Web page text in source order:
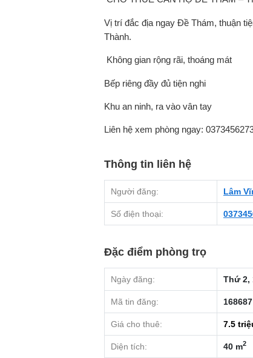
Vị trí đắc địa ngay Đề Thám, thuận
Thành.
️ Không gian rộng rãi, thoáng mát
Bếp riêng đầy đủ tiện nghi
Khu an ninh, ra vào vân tay
Liên hệ xem phòng ngay:
Thông tin liên hệ
Người đăng: Lâm
Số điện thoại:
Đặc điểm phòng trọ
Ngày đăng: Thứ 2,
Mã tin đăng: 168687
Giá cho thuê: 7.5
Diện tích: 40 m2